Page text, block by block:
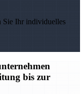
Sie Ihr individuelles
bis zur